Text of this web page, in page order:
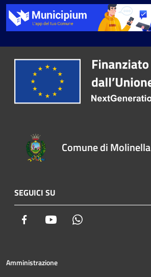
Comune di Molinella
SEGUICI SU
Facebook Youtube
Amministrazione